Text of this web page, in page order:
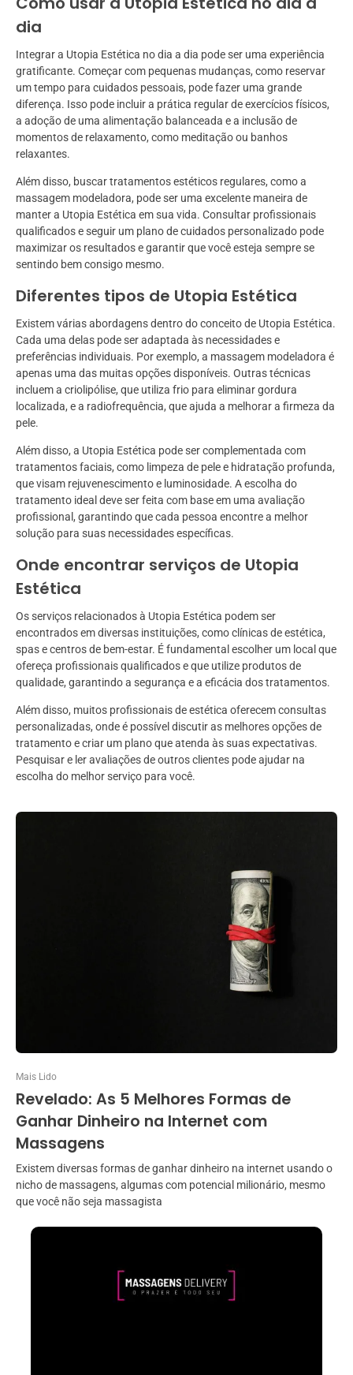
dia
Integrar a Utopia Estética no dia a dia pode ser uma experiência
gratificante. Começar com pequenas mudanças, como reservar
um tempo para cuidados pessoais, pode fazer uma grande
diferença. Isso pode incluir a prática regular de exercícios físicos,
a adoção de uma alimentação balanceada e a inclusão de
momentos de relaxamento, como meditação ou banhos
relaxantes.
Além disso, buscar tratamentos estéticos regulares, como a
massagem modeladora, pode ser uma excelente maneira de
manter a Utopia Estética em sua vida. Consultar profissionais
qualificados e seguir um plano de cuidados personalizado pode
maximizar os resultados e garantir que você esteja sempre se
sentindo bem consigo mesmo.
Diferentes tipos de Utopia Estética
Existem várias abordagens dentro do conceito de Utopia Estética.
Cada uma delas pode ser adaptada às necessidades e
preferências individuais. Por exemplo, a massagem modeladora é
apenas uma das muitas opções disponíveis. Outras técnicas
incluem a criolipólise, que utiliza frio para eliminar gordura
localizada, e a radiofrequência, que ajuda a melhorar a firmeza da
pele.
Além disso, a Utopia Estética pode ser complementada com
tratamentos faciais, como limpeza de pele e hidratação profunda,
que visam rejuvenescimento e luminosidade. A escolha do
tratamento ideal deve ser feita com base em uma avaliação
profissional, garantindo que cada pessoa encontre a melhor
solução para suas necessidades específicas.
Onde encontrar serviços de Utopia
Estética
Os serviços relacionados à Utopia Estética podem ser
encontrados em diversas instituições, como clínicas de estética,
spas e centros de bem-estar. É fundamental escolher um local que
ofereça profissionais qualificados e que utilize produtos de
qualidade, garantindo a segurança e a eficácia dos tratamentos.
Além disso, muitos profissionais de estética oferecem consultas
personalizadas, onde é possível discutir as melhores opções de
tratamento e criar um plano que atenda às suas expectativas.
Pesquisar e ler avaliações de outros clientes pode ajudar na
escolha do melhor serviço para você.
Mais Lido
Revelado: As 5 Melhores Formas de
Ganhar Dinheiro na Internet com
Massagens
Existem diversas formas de ganhar dinheiro na internet usando o
nicho de massagens, algumas com potencial milionário, mesmo
que você não seja massagista